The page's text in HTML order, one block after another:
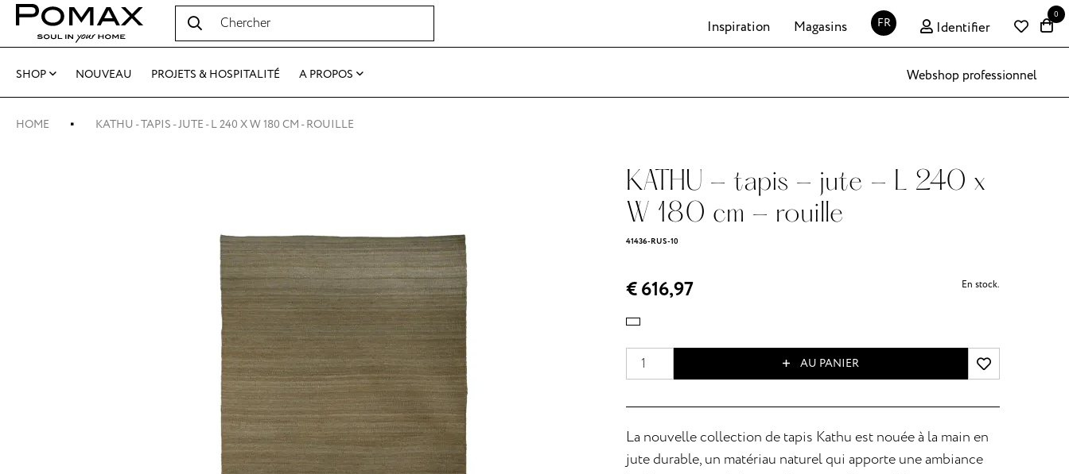
Inspiration Magasins FR Identifier
0
SHOP NOUVEAU PROJETS & HOSPITALITÉ A PROPOS Webshop professionnel
HOME KATHU - TAPIS - JUTE - L 240 X W 180 CM - ROUILLE
KATHU - tapis - jute - L 240 x
W 180 cm - rouille
41436-RUS-10
€ 616,97 En stock.
AU PANIER
La nouvelle collection de tapis Kathu est nouée à la main en
jute durable, un matériau naturel qui apporte une ambiance